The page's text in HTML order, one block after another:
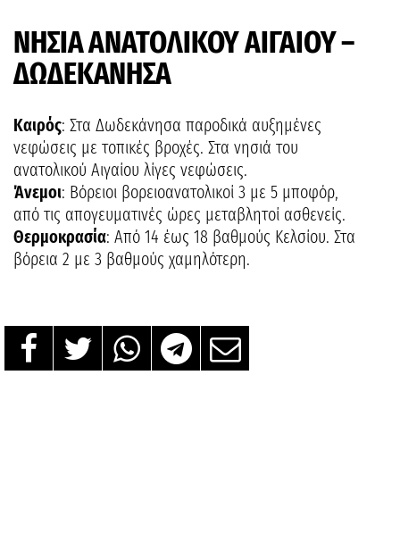
ΝΗΣΙΑ ΑΝΑΤΟΛΙΚΟΥ ΑΙΓΑΙΟΥ –
ΔΩΔΕΚΑΝΗΣΑ
Καιρός: Στα Δωδεκάνησα παροδικά αυξημένες
νεφώσεις με τοπικές βροχές. Στα νησιά του
ανατολικού Αιγαίου λίγες νεφώσεις.
Άνεμοι: Βόρειοι βορειοανατολικοί 3 με 5 μποφόρ,
από τις απογευματινές ώρες μεταβλητοί ασθενείς.
Θερμοκρασία: Από 14 έως 18 βαθμούς Κελσίου. Στα
βόρεια 2 με 3 βαθμούς χαμηλότερη.